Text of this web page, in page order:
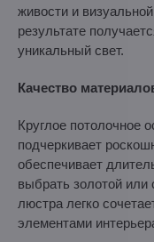
живости и
результате
уникальный свет.
Качество
Круглое потолочное
подчеркивает
обеспечивает
выбрать золотой или
люстра легко
элементами